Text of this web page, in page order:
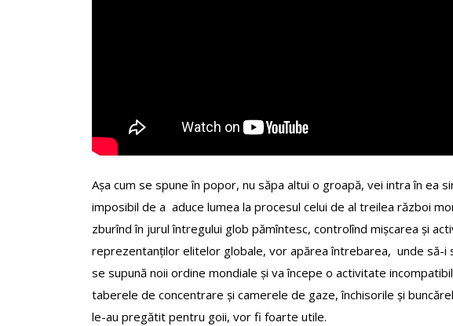
Așa cum se spune în popor, nu săpa altui o groapă, vei intra în ea
imposibil de a aduce lumea la procesul celui de al treilea război
zburînd în jurul întregului glob pămîntesc, controlînd mișcarea și
reprezentanților elitelor globale, vor apărea întrebarea, unde să-i
se supună noii ordine mondiale și va începe o activitate
taberele de concentrare și camerele de gaze, închisorile și
le-au pregătit pentru goii, vor fi foarte utile.